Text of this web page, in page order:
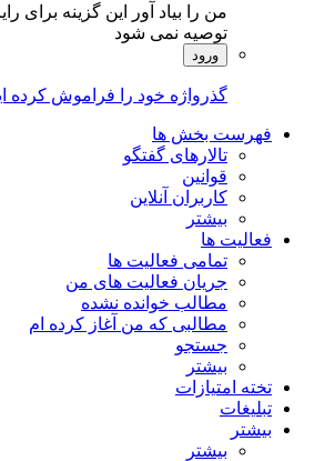
من را بیاد آور
این گزینه برای
توصیه نمی شود
ورود
گذرواژه خود را فراموش کرده
فهرست بخش ها
تالارهای گفتگو
قوانین
کاربران آنلاین
بیشتر
فعالیت ها
تمامی فعالیت ها
جریان فعالیت های من
مطالب خوانده نشده
مطالبی که من آغاز کرده ام
جستجو
بیشتر
تخته امتیازات
تبلیغات
بیشتر
بیشتر